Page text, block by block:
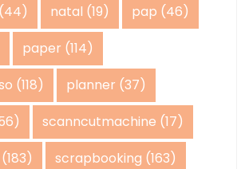
(44) natal (19) pap (46)
paper (114)
(118) planner (37)
scanncutmachine (17)
(183) scrapbooking (163)